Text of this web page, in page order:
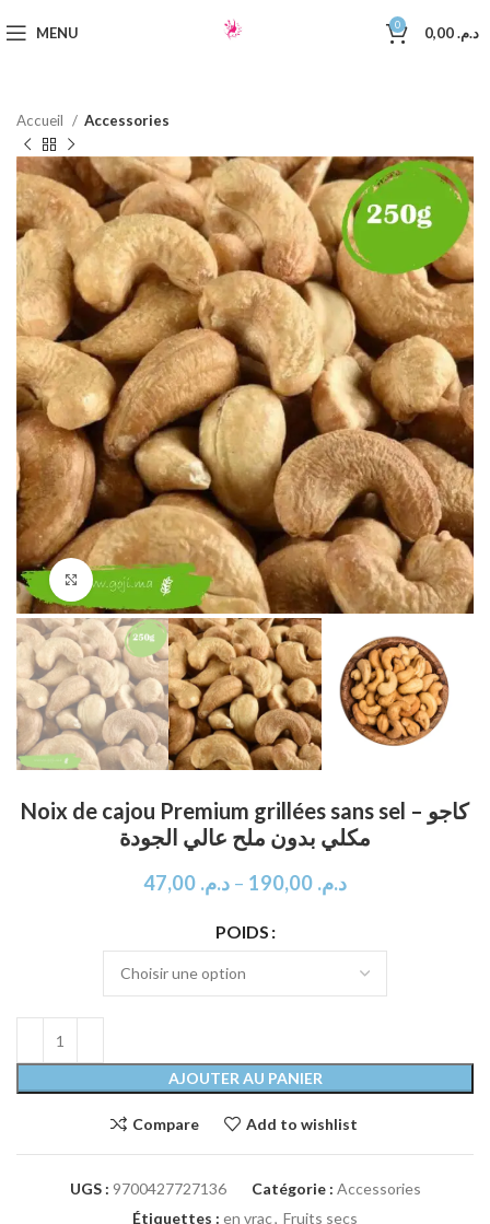
MENU 0 د.م.
Accueil Accessories
Click to enlarge
Noix de cajou Premium grillées sans sel – كاجو
مكلي بدون ملح عالي الجودة
د.م. – د.م.
POIDS
AJOUTER AU PANIER
Compare Add to wishlist
UGS : 9700427727136 Catégorie : Accessories
Étiquettes : en vrac, Fruits secs